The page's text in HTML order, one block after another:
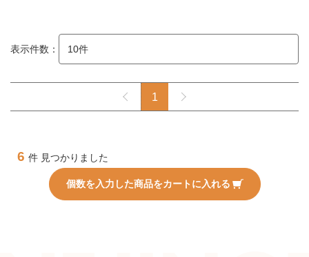
表示件数：
1
6 件 見つかりました
個数を入力した商品をカートに入れる